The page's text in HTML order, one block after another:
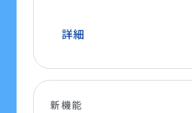
詳細
新機能